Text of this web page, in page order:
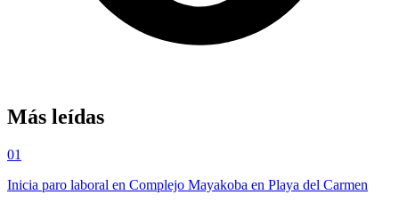
Más leídas
01
Inicia paro laboral en Complejo Mayakoba en Playa del Carmen